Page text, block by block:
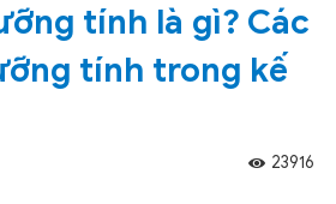
tính là gì? Các
tính trong kế
23916